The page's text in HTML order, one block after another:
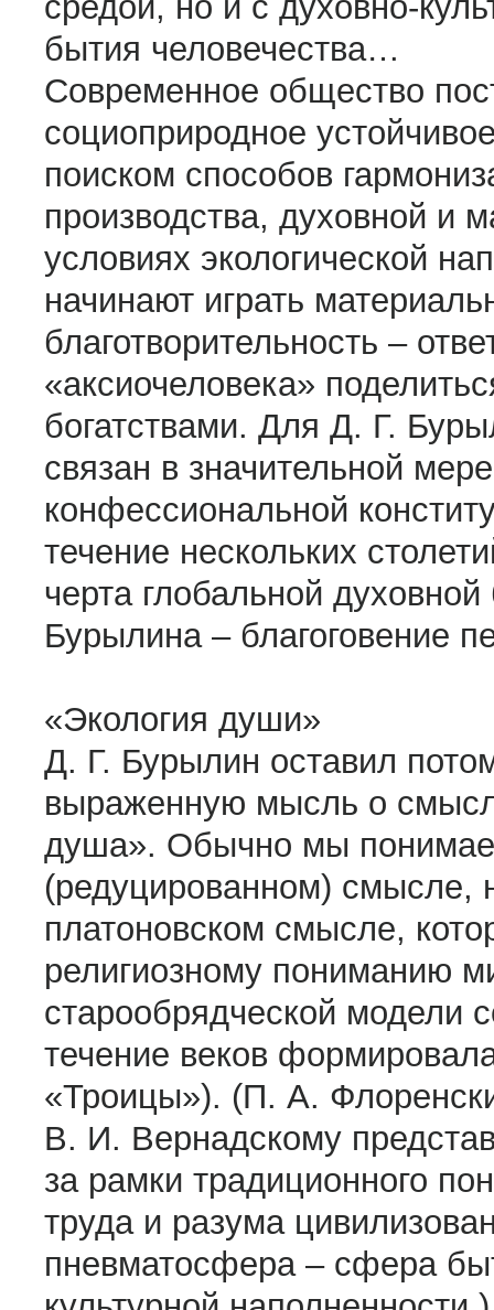
бытия человечества…
Современное общество
социоприродное
поиском способов
производства, духовной и
условиях экологической
начинают играть
благотворительность –
«аксиочеловека»
богатствами. Для Д. Г.
связан в значительной
конфессиональной
течение нескольких
черта глобальной
Бурылина – благоговение
«Экология души»
Д. Г. Бурылин оставил
выраженную мысль о
душа». Обычно мы
(редуцированном) смысле,
платоновском смысле,
религиозному пониманию
старообрядческой модели
течение веков
«Троицы»). (П. А.
В. И. Вернадскому
за рамки традиционного
труда и разума
пневматосфера – сфера